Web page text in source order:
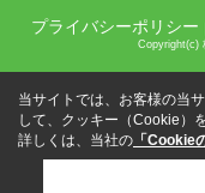
プライバシーポリシー
Copyright(c)
当サイトでは、お客様の当
して、クッキー（Cookie）
詳しくは、当社の 「Cookie